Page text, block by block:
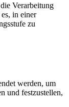
Verarbeitung
in einer
zu
werden, um
und festzustellen,